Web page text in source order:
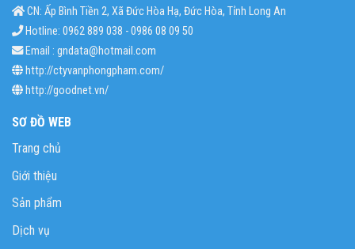
CN: Ấp Bình Tiền 2, Xã Đức Hòa Hạ, Đức Hòa, Tỉnh Long An
Hotline: 0962 889 038 - 0986 08 09 50
Email : gndata@hotmail.com
http://ctyvanphongpham.com/
http://goodnet.vn/
SƠ ĐỒ WEB
Trang chủ
Giới thiệu
Sản phẩm
Dịch vụ